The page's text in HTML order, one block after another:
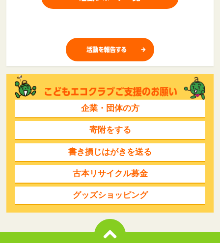
企業・団体の方
寄附をする
書き損じはがきを送る
古本リサイクル募金
グッズショッピング